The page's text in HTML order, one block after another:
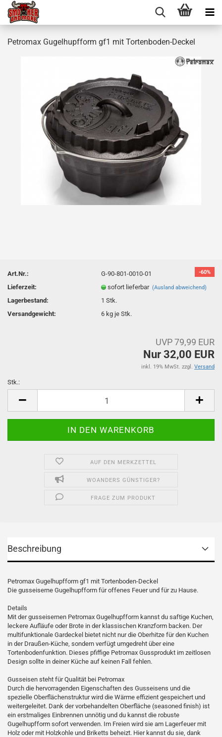
Petromax Gugelhupfform gf1 mit Tortenboden-Deckel
-60%
Art.Nr.:
G-90-801-0010-01
Lieferzeit:
sofort lieferbar(Ausland abweichend)
Lagerbestand: 1Stk.
Versandgewicht:
6 kg je Stk.
UVP 79,99 EUR
Nur 32,00 EUR
inkl. 19% MwSt. zzgl. Versand
Stk.:
AUF DEN MERKZETTEL
WOANDERS GÜNSTIGER?
FRAGE ZUM PRODUKT
Beschreibung
Petromax Gugelhupfform gf1 mit Tortenboden-Deckel
Die gusseiserne Gugelhupfform für offenes Feuer und für zu Hause.
Details
Mit der gusseisernen Petromax Gugelhupfform kannst du saftige Kuchen,
leckere Aufläufe oder Brote in der klassischen Kranzform backen. Der
multifunktionale Gardeckel bietet nicht nur die Oberhitze für den Kuchen
in der Draußen-Küche, sondern verfügt umgedreht über eine
Tortenbodenfunktion. Dieses pfiffige Petromax Gussprodukt im zeitlosen
Design sollte in deiner Küche auf keinen Fall fehlen.
Gusseisen steht für Qualität bei Petromax
Durch die hervorragenden Eigenschaften des Gusseisens und die
spezielle Oberflächenstruktur wird die Wärme effizient gespeichert und
weitergeleitet. Dank der vorbehandelten Oberfläche (seasoned finish) ist
ein erstmaliges Einbrennen unnötig und du kannst die robuste
Gugelhupfform sofort verwenden. Im Freien wird sie am Lagerfeuer mit
Holz oder mit Holzkohle und Briketts beheizt. Hier kannst du sie, dank